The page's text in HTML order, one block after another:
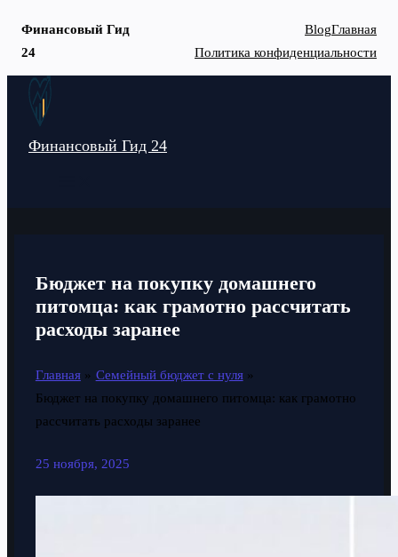
Финансовый Гид
24
BlogГлавная
Политика конфиденциальности
Перейти
Финансовый Гид 24
Бюджет на покупку домашнего
питомца: как грамотно рассчитать
расходы заранее
Главная
Семейный бюджет с нуля
Бюджет на покупку домашнего питомца: как грамотно
рассчитать расходы заранее
25 ноября, 2025